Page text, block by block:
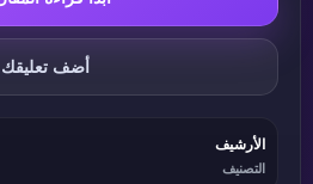
أضف تعليقك
الأرشيف
التصنيف